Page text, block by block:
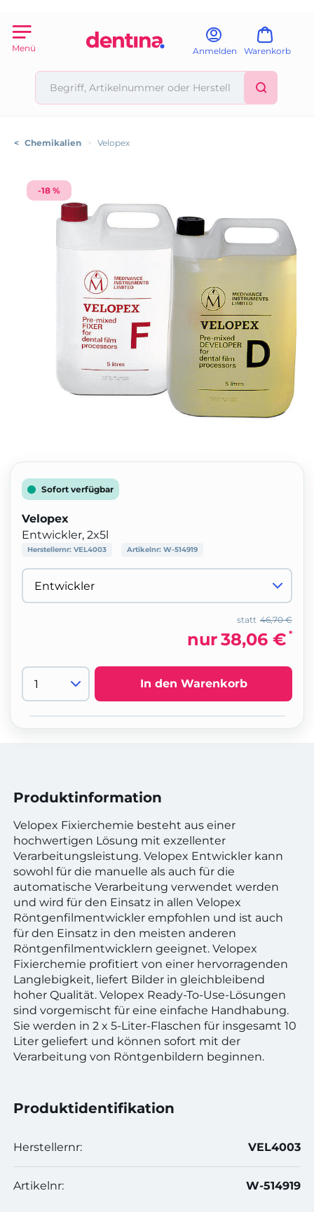
Menü Anmelden Warenkorb
< Chemikalien > Velopex
-18 %
Sofort verfügbar
Velopex
Entwickler, 2x5l
Herstellernr: VEL4003 Artikelnr: W-514919
46,70 €
statt
nur38,06 € *
In den Warenkorb
Produktinformation
Velopex Fixierchemie besteht aus einer
hochwertigen Lösung mit exzellenter
Verarbeitungsleistung. Velopex Entwickler kann
sowohl für die manuelle als auch für die
automatische Verarbeitung verwendet werden
und wird für den Einsatz in allen Velopex
Röntgenfilmentwickler empfohlen und ist auch
für den Einsatz in den meisten anderen
Röntgenfilmentwicklern geeignet. Velopex
Fixierchemie profitiert von einer hervorragenden
Langlebigkeit, liefert Bilder in gleichbleibend
hoher Qualität. Velopex Ready-To-Use-Lösungen
sind vorgemischt für eine einfache Handhabung.
Sie werden in 2 x 5-Liter-Flaschen für insgesamt 10
Liter geliefert und können sofort mit der
Verarbeitung von Röntgenbildern beginnen.
Produktidentifikation
Herstellernr: VEL4003
Artikelnr: W-514919